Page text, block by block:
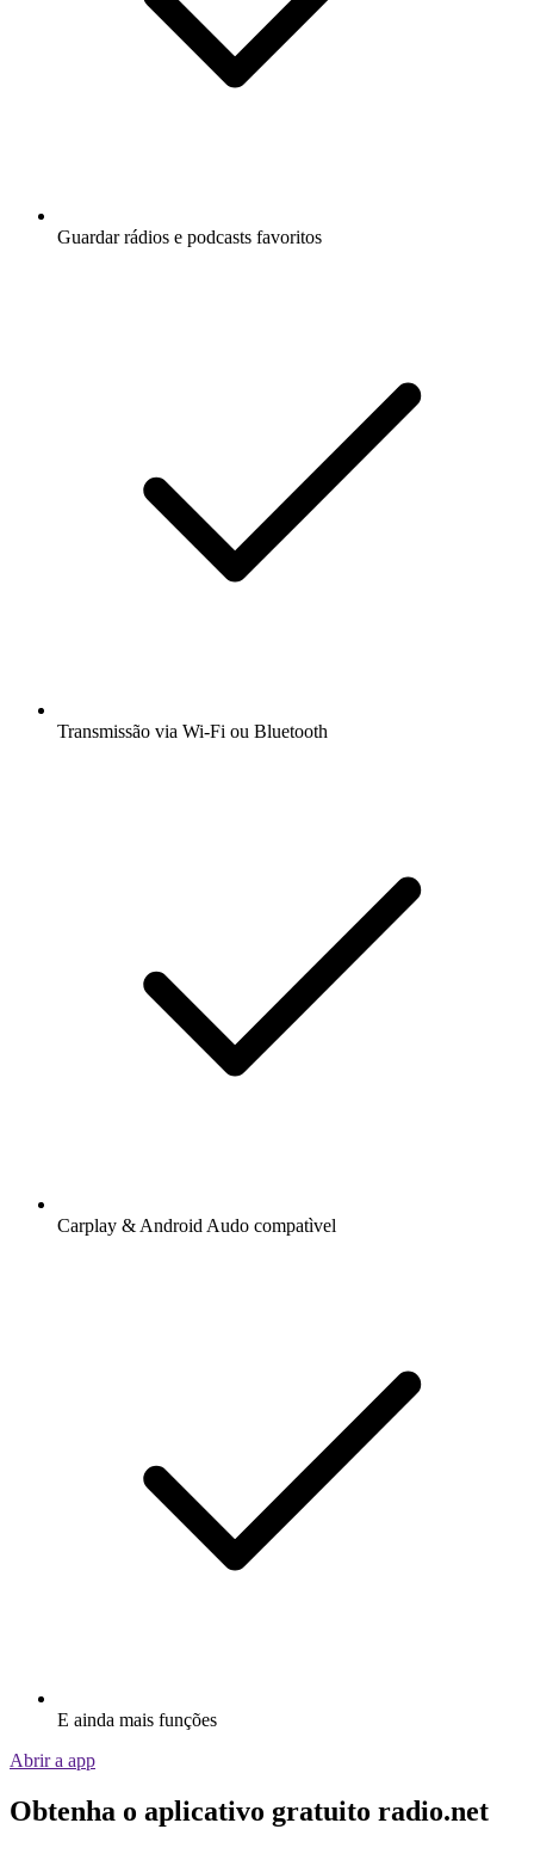
Guardar rádios e podcasts favoritos
Transmissão via Wi-Fi ou Bluetooth
Carplay & Android Audo compatìvel
E ainda mais funções
Abrir a app
Obtenha o aplicativo gratuito radio.net